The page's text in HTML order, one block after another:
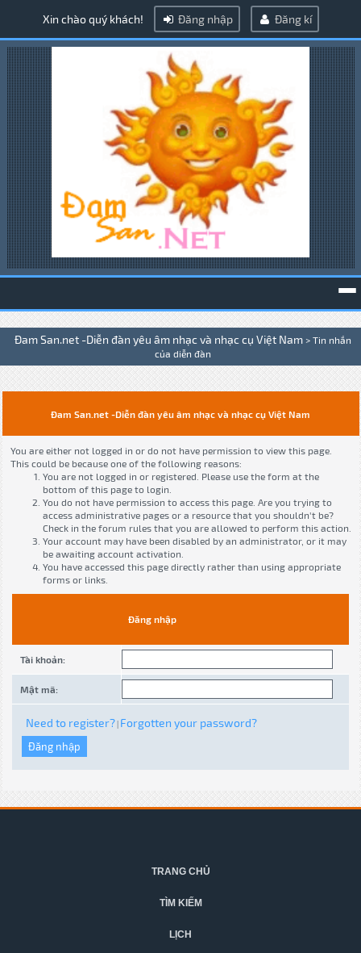
Xin chào quý khách! Đăng nhập Đăng kí
Đam San.net -Diễn đàn yêu âm nhạc và nhạc cụ Việt Nam > Tin nhắn
của diễn đàn
Đam San.net -Diễn đàn yêu âm nhạc và nhạc cụ Việt Nam
You are either not logged in or do not have permission to view this page.
This could be because one of the following reasons:
You are not logged in or registered. Please use the form at the
bottom of this page to login.
You do not have permission to access this page. Are you trying to
access administrative pages or a resource that you shouldn't be?
Check in the forum rules that you are allowed to perform this action.
Your account may have been disabled by an administrator, or it may
be awaiting account activation.
You have accessed this page directly rather than using appropriate
forms or links.
Đăng nhập
Tài khoản:
Mật mã:
Need to register? Forgotten your password?
TRANG CHỦ
TÌM KIẾM
LỊCH